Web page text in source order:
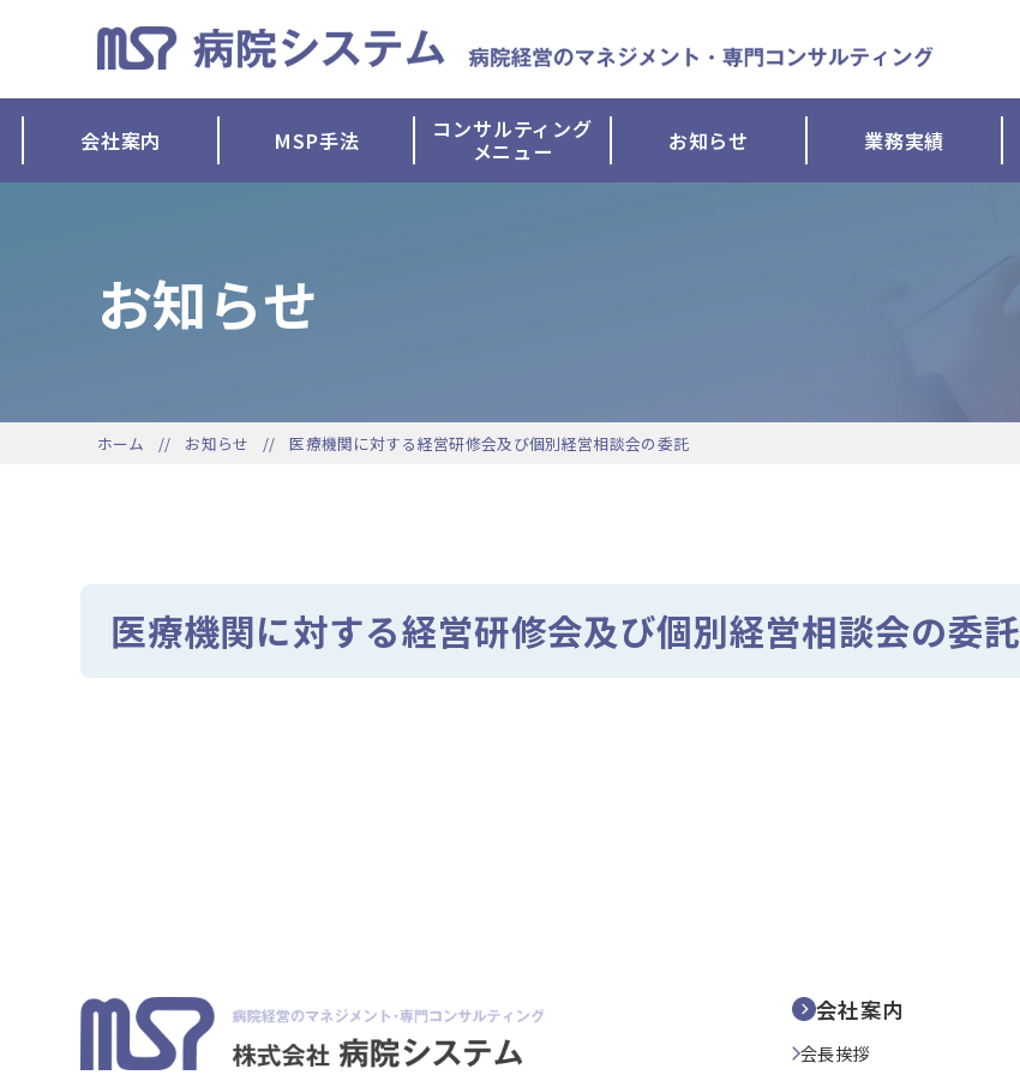
会社案内 MSP手法 コンサルティング
メニュー お知らせ 業務実績
お知らせ
ホーム お知らせ 医療機関に対する経営研修会及び個別経営相談会の委託
医療機関に対する経営研修会及び個別経営相談会の委託
会社案内
会長挨拶